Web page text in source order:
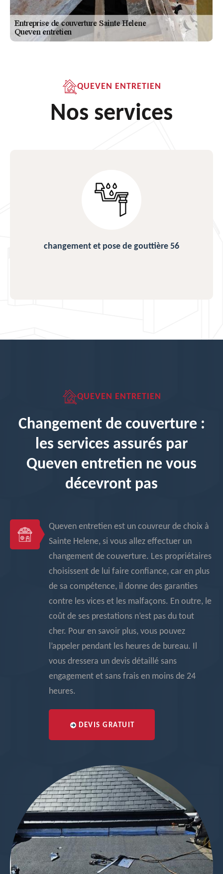
QUEVEN ENTRETIEN
Nos services
changement et pose de gouttière 56
QUEVEN ENTRETIEN
Changement de couverture :
les services assurés par
Queven entretien ne vous
décevront pas
Queven entretien est un couvreur de choix à
Sainte Helene, si vous allez effectuer un
changement de couverture. Les propriétaires
choisissent de lui faire confiance, car en plus
de sa compétence, il donne des garanties
contre les vices et les malfaçons. En outre, le
coût de ses prestations n’est pas du tout
cher. Pour en savoir plus, vous pouvez
l’appeler pendant les heures de bureau. Il
vous dressera un devis détaillé sans
engagement et sans frais en moins de 24
heures.
DEVIS GRATUIT